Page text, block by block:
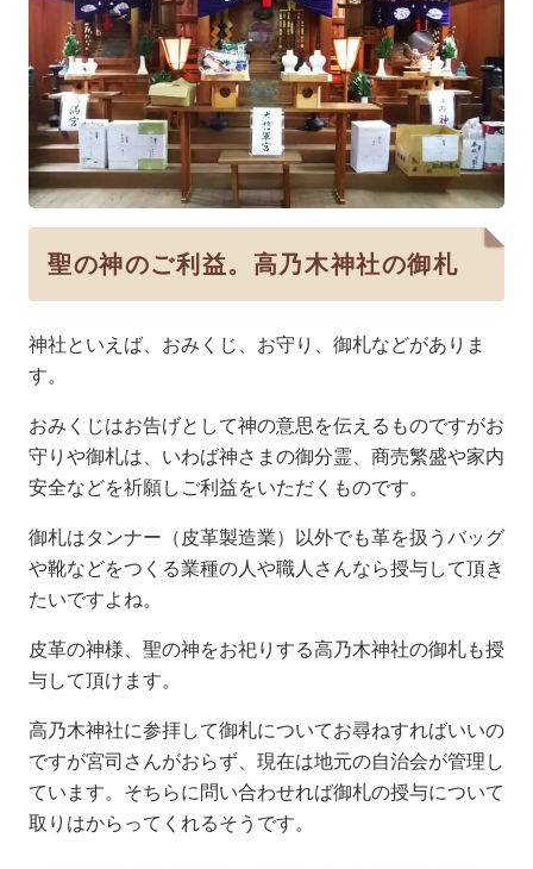
聖の神のご利益。高乃木神社の御札
神社といえば、おみくじ、お守り、御札などがありま
す。
おみくじはお告げとして神の意思を伝えるものですがお
守りや御札は、いわば神さまの御分霊、商売繁盛や家内
安全などを祈願しご利益をいただくものです。
御札はタンナー（皮革製造業）以外でも革を扱うバッグ
や靴などをつくる業種の人や職人さんなら授与して頂き
たいですよね。
皮革の神様、聖の神をお祀りする高乃木神社の御札も授
与して頂けます。
高乃木神社に参拝して御札についてお尋ねすればいいの
ですが宮司さんがおらず、現在は地元の自治会が管理し
ています。そちらに問い合わせれば御札の授与について
取りはからってくれるそうです。